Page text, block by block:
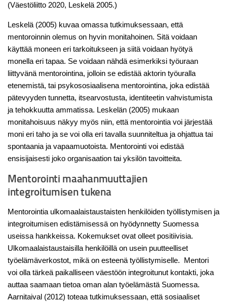
(Väestöliitto 2020, Leskelä 2005.)
Leskelä (2005) kuvaa omassa tutkimuksessaan, että
mentoroinnin olemus on hyvin monitahoinen. Sitä voidaan
käyttää moneen eri tarkoitukseen ja siitä voidaan hyötyä
monella eri tapaa. Se voidaan nähdä esimerkiksi työuraan
liittyvänä mentorointina, jolloin se edistää aktorin työuralla
etenemistä, tai psykososiaalisena mentorointina, joka edistää
pätevyyden tunnetta, itsearvostusta, identiteetin vahvistumista
ja tehokkuutta ammatissa. Leskelän (2005) mukaan
monitahoisuus näkyy myös niin, että mentorointia voi järjestää
moni eri taho ja se voi olla eri tavalla suunniteltua ja ohjattua tai
spontaania ja vapaamuotoista. Mentorointi voi edistää
ensisijaisesti joko organisaation tai yksilön tavoitteita.
Mentorointi maahanmuuttajien
integroitumisen tukena
Mentorointia ulkomaalaistaustaisten henkilöiden työllistymisen ja
integroitumisen edistämisessä on hyödynnetty Suomessa
useissa hankkeissa. Kokemukset ovat olleet positiivisia.
Ulkomaalaistaustaisilla henkilöillä on usein puutteelliset
työelämäverkostot, mikä on esteenä työllistymiselle. Mentori
voi olla tärkeä paikalliseen väestöön integroitunut kontakti, joka
auttaa saamaan tietoa oman alan työelämästä Suomessa.
Aarnitaival (2012) toteaa tutkimuksessaan, että sosiaaliset